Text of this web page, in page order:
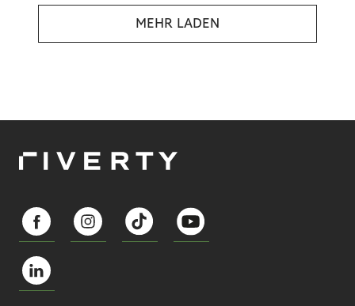
MEHR LADEN